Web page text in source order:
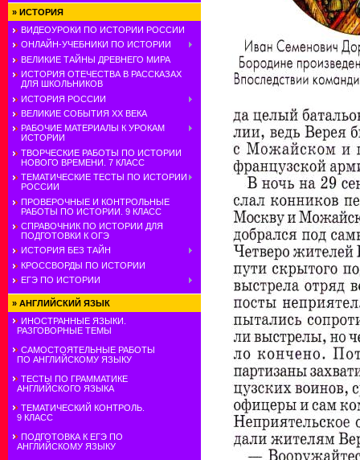
» ИСТОРИЯ
ВИДЕОУРОКИ ПО ИСТОРИИ РОССИИ
ОНЛАЙН-УЧЕБНИКИ ПО ИСТОРИИ
ВЕЛИКИЕ ТАЙНЫ ДРЕВНЕГО МИРА
ИСТОРИЯ ОТЕЧЕСТВА В РАССКАЗАХ
ДЛЯ ШКОЛЬНИКОВ
ИСТОРИЯ РОССИИ
ВЕЛИКИЕ СОБЫТИЯ ХХ ВЕКА
РАБОЧИЕ МАТЕРИАЛЫ К УРОКАМ
ИСТОРИИ
ТВОРЧЕСКИЕ РАБОТЫ ПО ИСТОРИИ
НОВОГО ВРЕМЕНИ. 7 КЛАСС
ТЕМАТИЧЕСКИЕ ТЕСТЫ ПО ИСТОРИИ
РОССИИ
ПРОВЕРОЧНЫЕ И КОНТРОЛЬНЫЕ
РАБОТЫ ПО ИСТОРИИ. 9 КЛАСС
СПРАВОЧНИК ПО ИСТОРИИ ДЛЯ
ПОДГОТОВКИ К ОГЭ
ИСТОРИЯ БЕЗ ТАЙН
КРОССВОРДЫ ПО ИСТОРИИ
ЕГЭ ПО ИСТОРИИ
» АНГЛИЙСКИЙ ЯЗЫК
ИНОСТРАННЫЕ ЯЗЫКИ.
РАЗГОВОРНЫЕ ТЕМЫ
САМОСТОЯТЕЛЬНЫЕ РАБОТЫ
ПО АНГЛИЙСКОМУ ЯЗЫКУ
ТЕСТЫ ПО ГРАММАТИКЕ
АНГЛИЙСКОГО ЯЗЫКА
ТЕМАТИЧЕСКИЙ КОНТРОЛЬ.
9 КЛАСС
ПОДГОТОВКА К ЕГЭ ПО
АНГЛИЙСКОМУ ЯЗЫКУ